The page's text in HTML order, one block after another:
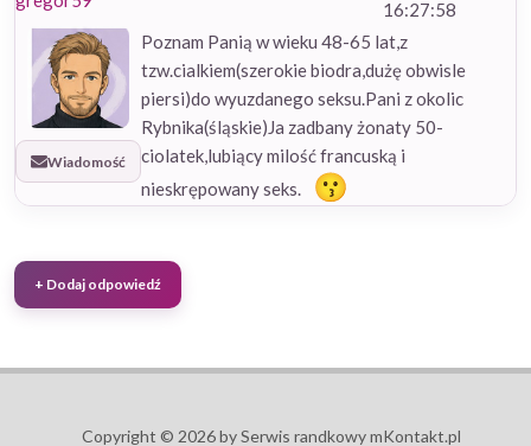
Wiadomość
16:27:58
Poznam Panią w wieku 48-65 lat,z
tzw.cialkiem(szerokie biodra,dużę obwisle
piersi)do wyuzdanego seksu.Pani z okolic
Rybnika(śląskie)Ja zadbany żonaty 50-
ciolatek,lubiący milość francuską i
nieskrępowany seks.
Copyright © 2026 by Serwis randkowy mKontakt.pl